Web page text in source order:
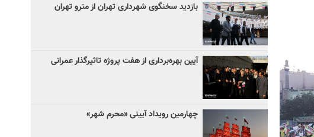
بازدید سخنگوی شهرداری تهران از مترو تهران
آیین‌ بهره‌برداری از هفت پروژه تاثیرگذار عمرانی
چهارمین رویداد آیینی «محرم شهر»